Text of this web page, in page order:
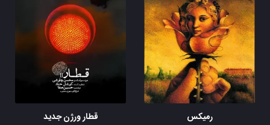
رمیکس
قطار ورژن جدید